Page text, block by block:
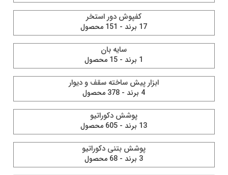
کفپوش دور استخر
17 برند - 151 محصول
سایه بان
1 برند - 15 محصول
ابزار پیش ساخته سقف و دیوار
4 برند - 378 محصول
پوشش دکوراتیو
13 برند - 605 محصول
پوشش بتنی دکوراتیو
3 برند - 68 محصول